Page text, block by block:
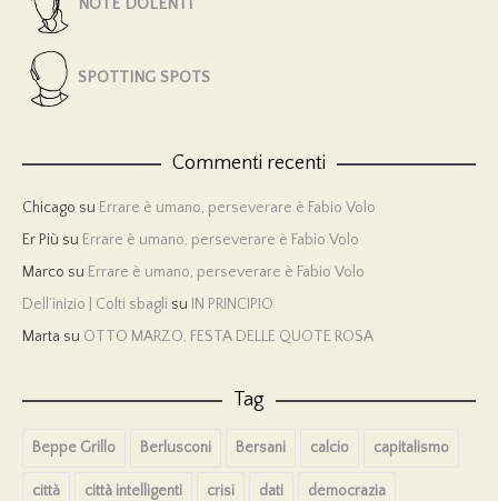
NOTE DOLENTI
SPOTTING SPOTS
Commenti recenti
Chicago su Errare è umano, perseverare è Fabio Volo
Er Più su Errare è umano, perseverare è Fabio Volo
Marco su Errare è umano, perseverare è Fabio Volo
Dell’inizio | Colti sbagli su IN PRINCIPIO
Marta su OTTO MARZO, FESTA DELLE QUOTE ROSA
Tag
Beppe Grillo Berlusconi Bersani calcio capitalismo
città città intelligenti crisi dati democrazia